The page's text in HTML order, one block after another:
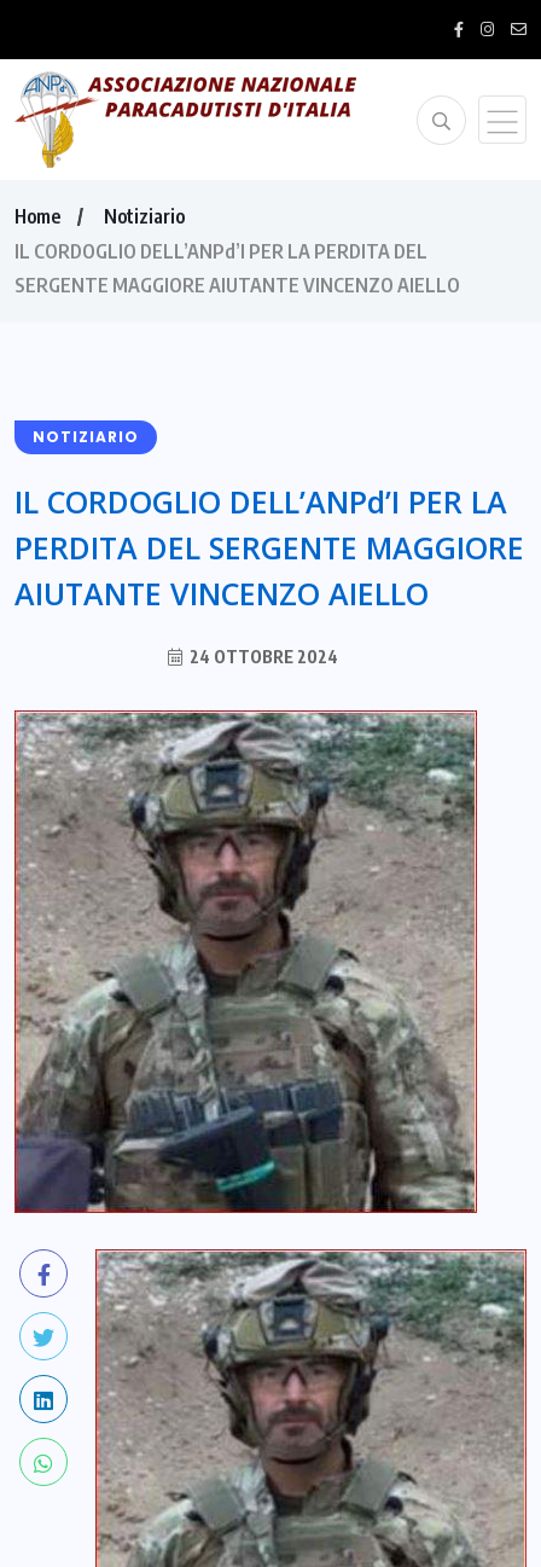
Home
Notiziario
IL CORDOGLIO DELL’ANPd’I PER LA PERDITA DEL
SERGENTE MAGGIORE AIUTANTE VINCENZO AIELLO
NOTIZIARIO
IL CORDOGLIO DELL’ANPd’I PER LA
PERDITA DEL SERGENTE MAGGIORE
AIUTANTE VINCENZO AIELLO
24 OTTOBRE 2024